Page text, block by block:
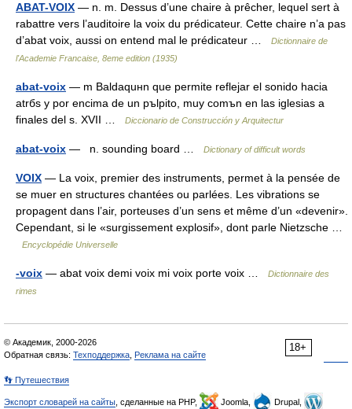
ABAT-VOIX — n. m. Dessus d’une chaire à prêcher, lequel sert à
rabattre vers l’auditoire la voix du prédicateur. Cette chaire n’a pas
d’abat voix, aussi on entend mal le prédicateur …
Dictionnaire de
l'Academie Francaise, 8eme edition (1935)
abat-voix — m Baldaquнn que permite reflejar el sonido hacia
atrбs y por encima de un pъlpito, muy comъn en las iglesias a
finales del s. XVII …
Diccionario de Construcción y Arquitectur
abat-voix — n. sounding board … Dictionary of difficult words
VOIX — La voix, premier des instruments, permet à la pensée de
se muer en structures chantées ou parlées. Les vibrations se
propagent dans l’air, porteuses d’un sens et même d’un «devenir».
Cependant, si le «surgissement explosif», dont parle Nietzsche …
Encyclopédie Universelle
-voix — abat voix demi voix mi voix porte voix …
Dictionnaire des
rimes
18+
© Академик, 2000-2026
Обратная связь: Техподдержка Реклама на сайте
👣 Путешествия
Экспорт словарей на сайты , сделанные на PHP, Joomla,
Drupal,